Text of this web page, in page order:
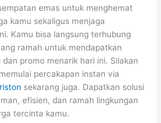
emas untuk menghemat
kamu sekaligus menjaga
Kamu bisa langsung terhubung
ramah untuk mendapatkan
promo menarik hari ini. Silakan
percakapan instan via
sekarang juga. Dapatkan solusi
efisien, dan ramah lingkungan
tercinta kamu.